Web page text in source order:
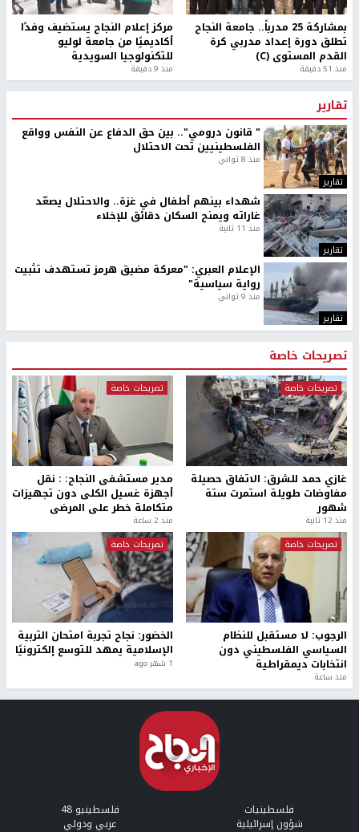
بمشاركة 25 مدرباً.. جامعة النجاح
تطلق دورة إعداد مدربي كرة
القدم المستوى (C)
منذ 51 دقيقة
مركز إعلام النجاح يستضيف وفدًا
أكاديميًا من جامعة لوليو
للتكنولوجيا السويدية
منذ 9 دقيقة
تقارير
تقارير
" قانون درومي".. بين حق الدفاع عن النفس وواقع
الفلسطينيين تحت الاحتلال
منذ 8 ثواني
تقارير
شهداء بينهم أطفال في غزة.. والاحتلال يصعّد
غاراته ويمنح السكان دقائق للإخلاء
منذ 11 ثانية
تقارير
الإعلام العبري: "معركة مضيق هرمز تستهدف تثبيت
رواية سياسية"
منذ 9 ثواني
تصريحات خاصة
تصريحات خاصة
غازي حمد للشرق: الاتفاق حصيلة
مفاوضات طويلة استمرت ستة
شهور
منذ 12 ثانية
تصريحات خاصة
مدير مستشفى النجاح: : نقل
أجهزة غسيل الكلى دون تجهيزات
متكاملة خطر على المرضى
منذ 2 ساعة
تصريحات خاصة
الرجوب: لا مستقبل للنظام
السياسي الفلسطيني دون
انتخابات ديمقراطية
منذ ساعة
تصريحات خاصة
الخضور: نجاح تجربة امتحان التربية
الإسلامية يمهد للتوسع إلكترونيًا
1 شهر ago
فلسطينيات فلسطينيو 48
شؤون إسرائيلية عربي ودولي